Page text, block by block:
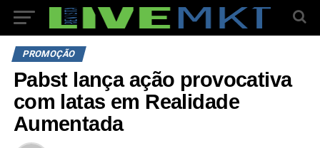
PROMOÇÃO
Pabst lança ação provocativa
com latas em Realidade
Aumentada